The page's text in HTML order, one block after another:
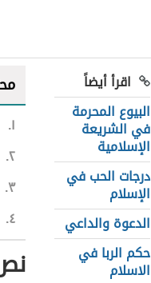
اقرأ أيضاً
البيوع المحرمة
في الشريعة
الإسلامية
درجات الحب في
الإسلام
الدعوة والداعي
حكم الربا في
الاسلام
١
٢
٣
٤